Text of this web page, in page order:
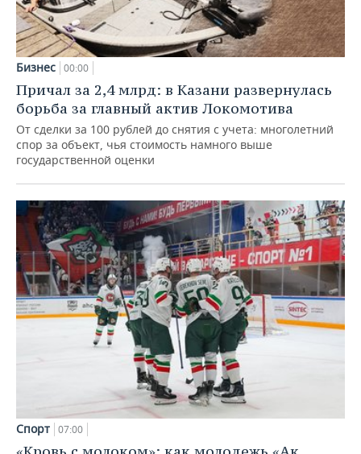
Бизнес 00:00
Причал за 2,4 млрд: в Казани развернулась
борьба за главный актив Локомотива
От сделки за 100 рублей до снятия с учета: многолетний
спор за объект, чья стоимость намного выше
государственной оценки
Спорт 07:00